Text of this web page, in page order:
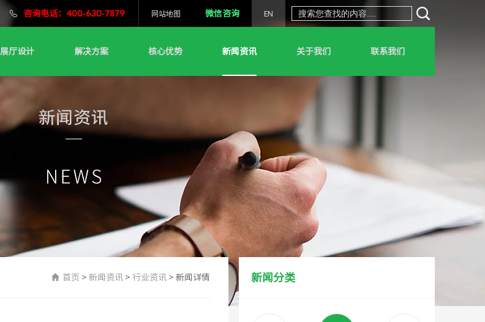
咨询电话：400-630-7879 网站地图 微信咨询 EN
展厅设计 解决方案 核心优势 新闻资讯 关于我们 联系我们
首页 > 新闻资讯 > 行业资讯 > 新闻详情 新闻分类